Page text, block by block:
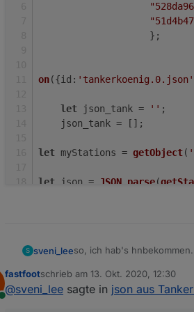
station,i
if(arr[0 ] ==
log(arr[ 1 ] +
                {
                })
setState
                    };
on({id : 'tankerkoenig.0.json'
let json_tank = '' ;
    json_tank = [];
let myStations = getObject(
let json = JSON parse(
    myStations.
forEach((
if (arr[
S sveni_leeso, ich hab's hnbekommen.
und den kann man dann
var station_png =
Online
fastfootschrieb am 13. Okt. 2020, 12:30
zuletzt editiert von
@sveni_lee sagte in json aus